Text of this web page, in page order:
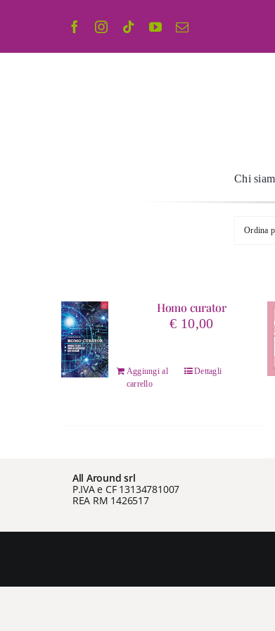
Chi
Ordina
Homo curator
€ 10,00
Aggiungi al
carrello
Dettagli
All Around srl
P.IVA e CF 13134781007
REA RM 1426517